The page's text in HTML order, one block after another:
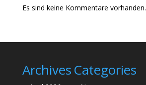
Es sind keine Kommentare vorhanden.
ArchivesCategories